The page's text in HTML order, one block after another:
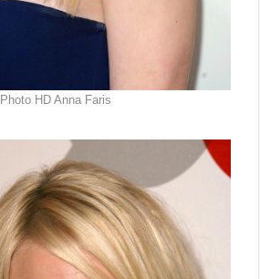
Photo HD Anna Faris